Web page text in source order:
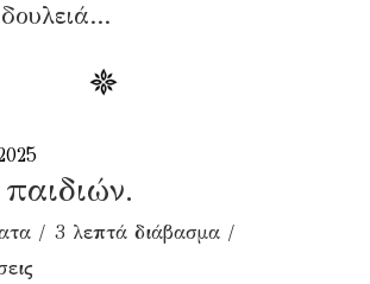
3 λεπτά διάβασμα